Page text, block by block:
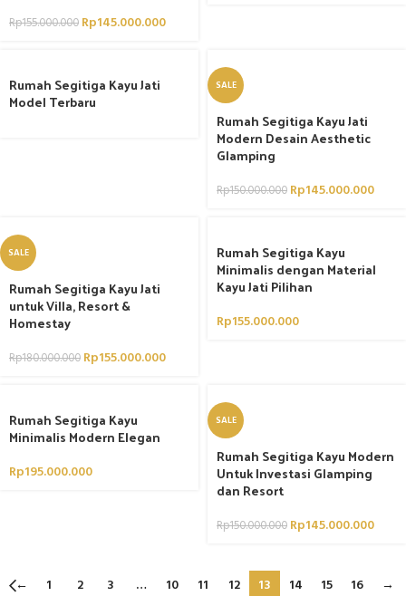
Rp155.000.000 Rp145.000.000
Rumah Segitiga Kayu Jati
Model Terbaru
SALE
Rumah Segitiga Kayu Jati
Modern Desain Aesthetic
Glamping
Rp150.000.000 Rp145.000.000
SALE
Rumah Segitiga Kayu Jati
untuk Villa, Resort &
Homestay
Rp180.000.000 Rp155.000.000
Rumah Segitiga Kayu
Minimalis dengan Material
Kayu Jati Pilihan
Rp155.000.000
Rumah Segitiga Kayu
Minimalis Modern Elegan
Rp195.000.000
SALE
Rumah Segitiga Kayu Modern
Untuk Investasi Glamping
dan Resort
Rp150.000.000 Rp145.000.000
← 1 2 3 … 10 11 12 13 14 15 16 →